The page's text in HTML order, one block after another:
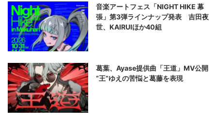
音楽アートフェス「NIGHT HIKE 幕
張」第3弾ラインナップ発表 吉田夜
世、KAIRUIほか40組
葛葉、Ayase提供曲「王道」MV公開
“王”ゆえの苦悩と葛藤を表現